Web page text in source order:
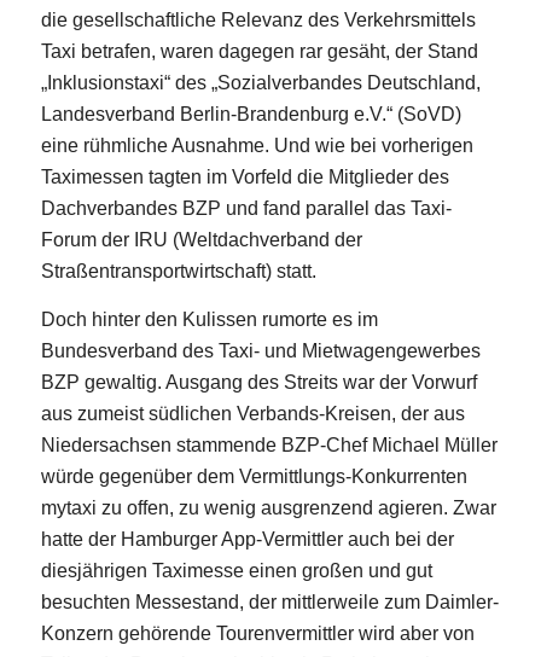
die gesellschaftliche Relevanz des Verkehrsmittels
Taxi betrafen, waren dagegen rar gesäht, der Stand
„Inklusionstaxi“ des „Sozialverbandes Deutschland,
Landesverband Berlin-Brandenburg e.V.“ (SoVD)
eine rühmliche Ausnahme. Und wie bei vorherigen
Taximessen tagten im Vorfeld die Mitglieder des
Dachverbandes BZP und fand parallel das Taxi-
Forum der IRU (Weltdachverband der
Straßentransportwirtschaft) statt.
Doch hinter den Kulissen rumorte es im
Bundesverband des Taxi- und Mietwagengewerbes
BZP gewaltig. Ausgang des Streits war der Vorwurf
aus zumeist südlichen Verbands-Kreisen, der aus
Niedersachsen stammende BZP-Chef Michael Müller
würde gegenüber dem Vermittlungs-Konkurrenten
mytaxi zu offen, zu wenig ausgrenzend agieren. Zwar
hatte der Hamburger App-Vermittler auch bei der
diesjährigen Taximesse einen großen und gut
besuchten Messestand, der mittlerweile zum Daimler-
Konzern gehörende Tourenvermittler wird aber von